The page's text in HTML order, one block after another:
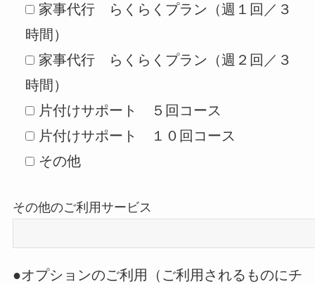
家事代行 らくらくプラン（週１回／３
時間）
家事代行 らくらくプラン（週２回／３
時間）
片付けサポート ５回コース
片付けサポート １０回コース
その他
その他のご利用サービス
●オプションのご利用（ご利用されるものにチ